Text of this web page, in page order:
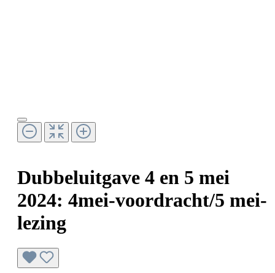
Dubbeluitgave 4 en 5 mei
2024: 4mei-voordracht/5 mei-
lezing